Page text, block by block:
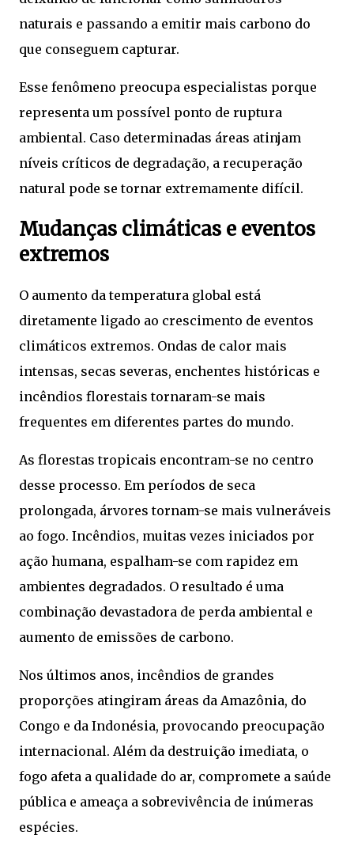
naturais e passando a emitir mais carbono do
que conseguem capturar.
Esse fenômeno preocupa especialistas porque
representa um possível ponto de ruptura
ambiental. Caso determinadas áreas atinjam
níveis críticos de degradação, a recuperação
natural pode se tornar extremamente difícil.
Mudanças climáticas e eventos
extremos
O aumento da temperatura global está
diretamente ligado ao crescimento de eventos
climáticos extremos. Ondas de calor mais
intensas, secas severas, enchentes históricas e
incêndios florestais tornaram-se mais
frequentes em diferentes partes do mundo.
As florestas tropicais encontram-se no centro
desse processo. Em períodos de seca
prolongada, árvores tornam-se mais vulneráveis
ao fogo. Incêndios, muitas vezes iniciados por
ação humana, espalham-se com rapidez em
ambientes degradados. O resultado é uma
combinação devastadora de perda ambiental e
aumento de emissões de carbono.
Nos últimos anos, incêndios de grandes
proporções atingiram áreas da Amazônia, do
Congo e da Indonésia, provocando preocupação
internacional. Além da destruição imediata, o
fogo afeta a qualidade do ar, compromete a saúde
pública e ameaça a sobrevivência de inúmeras
espécies.